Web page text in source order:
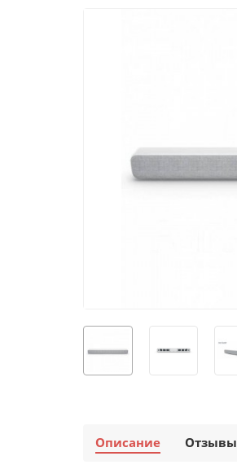
Описание Отзывы